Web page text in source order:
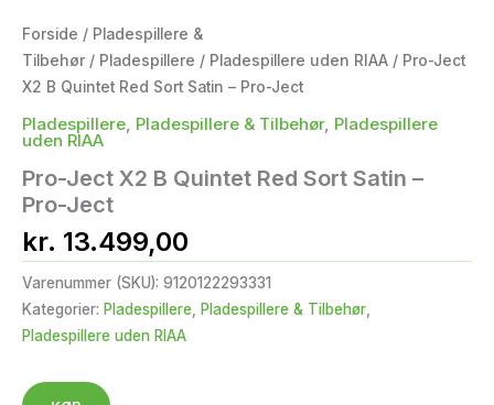
Forside / Pladespillere &
Tilbehør / Pladespillere / Pladespillere uden RIAA / Pro-Ject
X2 B Quintet Red Sort Satin – Pro-Ject
Pladespillere, Pladespillere & Tilbehør, Pladespillere
uden RIAA
Pro-Ject X2 B Quintet Red Sort Satin –
Pro-Ject
kr. 13.499,00
Varenummer (SKU): 9120122293331
Kategorier: Pladespillere Pladespillere & Tilbehør
Pladespillere uden RIAA